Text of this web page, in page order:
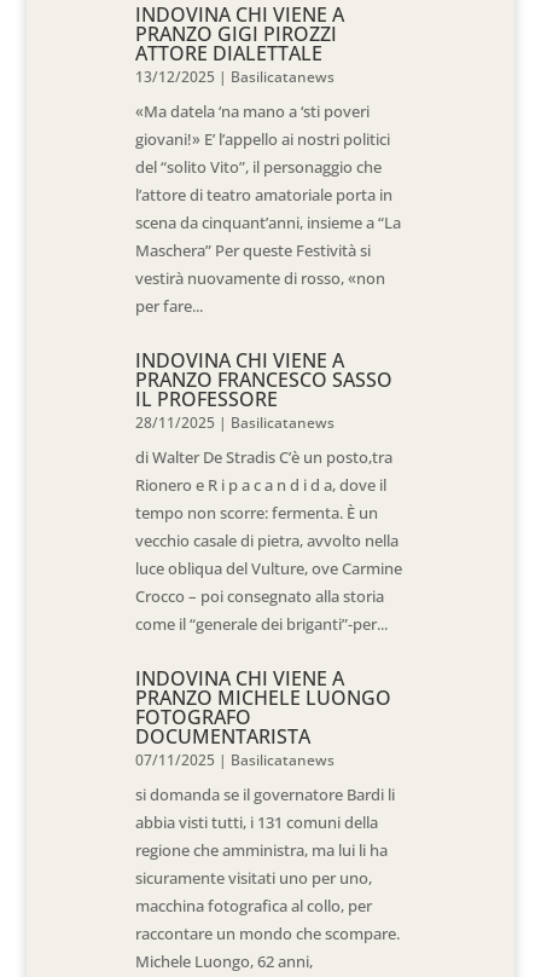
INDOVINA CHI VIENE A
PRANZO GIGI PIROZZI
ATTORE DIALETTALE
13/12/2025 | Basilicatanews
«Ma datela ‘na mano a ‘sti poveri
giovani!» E’ l’appello ai nostri politici
del “solito Vito”, il personaggio che
l’attore di teatro amatoriale porta in
scena da cinquant’anni, insieme a “La
Maschera” Per queste Festività si
vestirà nuovamente di rosso, «non
per fare...
INDOVINA CHI VIENE A
PRANZO FRANCESCO SASSO
IL PROFESSORE
28/11/2025 | Basilicatanews
di Walter De Stradis C’è un posto,tra
Rionero e R i p a c a n d i d a, dove il
tempo non scorre: fermenta. È un
vecchio casale di pietra, avvolto nella
luce obliqua del Vulture, ove Carmine
Crocco – poi consegnato alla storia
come il “generale dei briganti”-per...
INDOVINA CHI VIENE A
PRANZO MICHELE LUONGO
FOTOGRAFO
DOCUMENTARISTA
07/11/2025 | Basilicatanews
si domanda se il governatore Bardi li
abbia visti tutti, i 131 comuni della
regione che amministra, ma lui li ha
sicuramente visitati uno per uno,
macchina fotografica al collo, per
raccontare un mondo che scompare.
Michele Luongo, 62 anni,